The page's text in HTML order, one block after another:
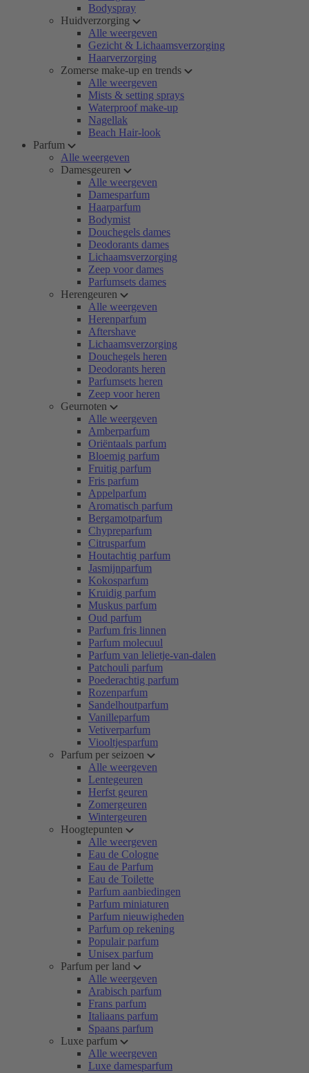
Bodyspray
Huidverzorging
Alle weergeven
Gezicht & Lichaamsverzorging
Haarverzorging
Zomerse make-up en trends
Alle weergeven
Mists & setting sprays
Waterproof make-up
Nagellak
Beach Hair-look
Parfum
Alle weergeven
Damesgeuren
Alle weergeven
Damesparfum
Haarparfum
Bodymist
Douchegels dames
Deodorants dames
Lichaamsverzorging
Zeep voor dames
Parfumsets dames
Herengeuren
Alle weergeven
Herenparfum
Aftershave
Lichaamsverzorging
Douchegels heren
Deodorants heren
Parfumsets heren
Zeep voor heren
Geurnoten
Alle weergeven
Amberparfum
Oriëntaals parfum
Bloemig parfum
Fruitig parfum
Fris parfum
Appelparfum
Aromatisch parfum
Bergamotparfum
Chypreparfum
Citrusparfum
Houtachtig parfum
Jasmijnparfum
Kokosparfum
Kruidig parfum
Muskus parfum
Oud parfum
Parfum fris linnen
Parfum molecuul
Parfum van lelietje-van-dalen
Patchouli parfum
Poederachtig parfum
Rozenparfum
Sandelhoutparfum
Vanilleparfum
Vetiverparfum
Viooltjesparfum
Parfum per seizoen
Alle weergeven
Lentegeuren
Herfst geuren
Zomergeuren
Wintergeuren
Hoogtepunten
Alle weergeven
Eau de Cologne
Eau de Parfum
Eau de Toilette
Parfum aanbiedingen
Parfum miniaturen
Parfum nieuwigheden
Parfum op rekening
Populair parfum
Unisex parfum
Parfum per land
Alle weergeven
Arabisch parfum
Frans parfum
Italiaans parfum
Spaans parfum
Luxe parfum
Alle weergeven
Luxe damesparfum